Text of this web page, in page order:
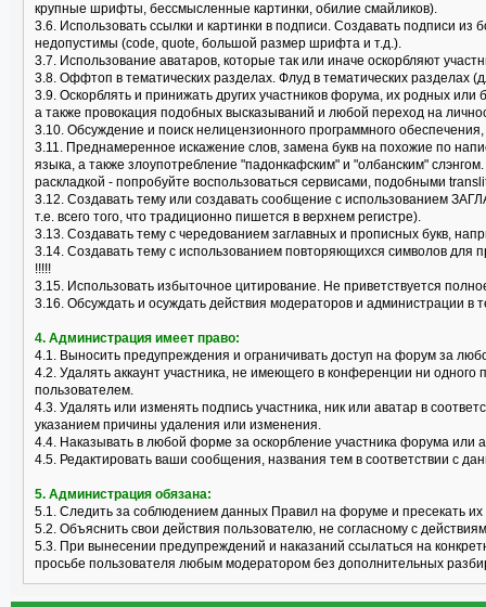
крупные шрифты, бессмысленные картинки, обилие смайликов).
3.6. Использовать ссылки и картинки в подписи. Создавать подписи
недопустимы (code, quote, большой размер шрифта и т.д.).
3.7. Использование аватаров, которые так или иначе оскорбляют
3.8. Оффтоп в тематических разделах. Флуд в тематических разделах
3.9. Оскорблять и принижать других участников форума, их родных
а также провокация подобных высказываний и любой переход на
3.10. Обсуждение и поиск нелицензионного программного
3.11. Преднамеренное искажение слов, замена букв на похожие по
языка, а также злоупотребление "падонкафским" и "олбанским"
раскладкой - попробуйте воспользоваться сервисами, подобными
3.12. Создавать тему или создавать сообщение с использованием
т.е. всего того, что традиционно пишется в верхнем регистре).
3.13. Создавать тему с чередованием заглавных и прописных букв,
3.14. Создавать тему с использованием повторяющихся символов для
!!!!!
3.15. Использовать избыточное цитирование. Не приветствуется
3.16. Обсуждать и осуждать действия модераторов и администрации в
4. Администрация имеет право:
4.1. Выносить предупреждения и ограничивать доступ на форум за
4.2. Удалять аккаунт участника, не имеющего в конференции ни
пользователем.
4.3. Удалять или изменять подпись участника, ник или аватар в
указанием причины удаления или изменения.
4.4. Наказывать в любой форме за оскорбление участника форума или
4.5. Редактировать ваши сообщения, названия тем в соответствии с
5. Администрация обязана:
5.1. Следить за соблюдением данных Правил на форуме и пресекать
5.2. Объяснить свои действия пользователю, не согласному с
5.3. При вынесении предупреждений и наказаний ссылаться на
просьбе пользователя любым модератором без дополнительных